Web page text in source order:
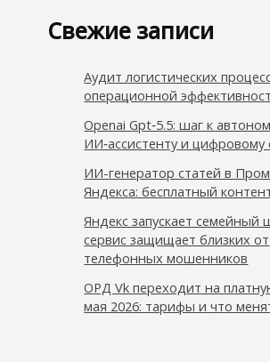
Свежие записи
Аудит логистических
операционной
Openai Gpt‑5.5: шаг к
ИИ‑ассистенту и цифровому
ИИ-генератор статей в
Яндекса: бесплатный
Яндекс запускает семейный
сервис защищает близких от
телефонных мошенников
ОРД Vk переходит на
мая 2026: тарифы и что